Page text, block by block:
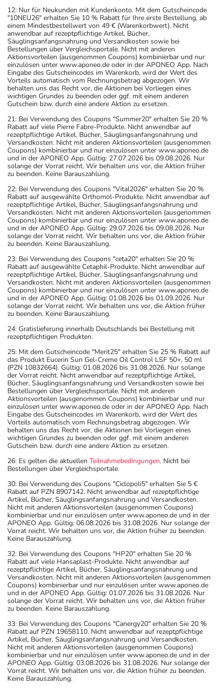
12: Nur für Neukunden mit Kundenkonto. Mit dem Gutscheincode
"10NEU26" erhalten Sie 10 % Rabatt für Ihre erste Bestellung, ab
einem Mindestbestellwert von 49 € (Warenkorbwert). Nicht
anwendbar auf rezeptpflichtige Artikel, Bücher,
Säuglingsanfangsnahrung und Versandkosten sowie bei
Bestellungen über Vergleichsportale. Nicht mit anderen
Aktionsvorteilen (ausgenommen Coupons) kombinierbar und nur
einzulösen unter www.aponeo.de oder in der APONEO App. Nach
Eingabe des Gutscheincodes im Warenkorb, wird der Wert des
Vorteils automatisch vom Rechnungsbetrag abgezogen. Wir
behalten uns das Recht vor, die Aktionen bei Vorliegen eines
wichtigen Grundes zu beenden oder ggf. mit einem anderen
Gutschein bzw. durch eine andere Aktion zu ersetzen.
21: Bei Verwendung des Coupons "Summer20" erhalten Sie 20 %
Rabatt auf viele Pierre Fabre-Produkte. Nicht anwendbar auf
rezeptpflichtige Artikel, Bücher, Säuglingsanfangsnahrung und
Versandkosten. Nicht mit anderen Aktionsvorteilen (ausgenommen
Coupons) kombinierbar und nur einzulösen unter www.aponeo.de
und in der APONEO App. Gültig: 27.07.2026 bis 09.08.2026. Nur
solange der Vorrat reicht. Wir behalten uns vor, die Aktion früher
zu beenden. Keine Barauszahlung.
22: Bei Verwendung des Coupons "Vital2026" erhalten Sie 20 %
Rabatt auf ausgewählte Orthomol-Produkte. Nicht anwendbar auf
rezeptpflichtige Artikel, Bücher, Säuglingsanfangsnahrung und
Versandkosten. Nicht mit anderen Aktionsvorteilen (ausgenommen
Coupons) kombinierbar und nur einzulösen unter www.aponeo.de
und in der APONEO App. Gültig: 29.07.2026 bis 09.08.2026. Nur
solange der Vorrat reicht. Wir behalten uns vor, die Aktion früher
zu beenden. Keine Barauszahlung.
23: Bei Verwendung des Coupons "ceta20" erhalten Sie 20 %
Rabatt auf ausgewählte Cetaphil-Produkte. Nicht anwendbar auf
rezeptpflichtige Artikel, Bücher, Säuglingsanfangsnahrung und
Versandkosten. Nicht mit anderen Aktionsvorteilen (ausgenommen
Coupons) kombinierbar und nur einzulösen unter www.aponeo.de
und in der APONEO App. Gültig: 01.08.2026 bis 01.09.2026. Nur
solange der Vorrat reicht. Wir behalten uns vor, die Aktion früher
zu beenden. Keine Barauszahlung.
24: Gratislieferung innerhalb Deutschlands bei Bestellung mit
rezeptpflichtigen Produkten.
25: Mit dem Gutscheincode "Merit25" erhalten Sie 25 % Rabatt auf
das Produkt Eucerin Sun Gel-Creme Oil Control LSF 50+, 50 ml
(PZN 10832664). Gültig: 01.08.2026 bis 31.08.2026. Nur solange
der Vorrat reicht. Nicht anwendbar auf rezeptpflichtige Artikel,
Bücher, Säuglingsanfangsnahrung und Versandkosten sowie bei
Bestellungen über Vergleichsportale. Nicht mit anderen
Aktionsvorteilen (ausgenommen Coupons) kombinierbar und nur
einzulösen unter www.aponeo.de oder in der APONEO App. Nach
Eingabe des Gutscheincodes im Warenkorb, wird der Wert des
Vorteils automatisch vom Rechnungsbetrag abgezogen. Wir
behalten uns das Recht vor, die Aktionen bei Vorliegen eines
wichtigen Grundes zu beenden oder ggf. mit einem anderen
Gutschein bzw. durch eine andere Aktion zu ersetzen.
26: Es gelten die aktuellen Teilnahmebedingungen. Nicht bei
Bestellungen über Vergleichsportale.
30: Bei Verwendung des Coupons "Ciclopoli5" erhalten Sie 5 €
Rabatt auf PZN 8907142. Nicht anwendbar auf rezeptpflichtige
Artikel, Bücher, Säuglingsanfangsnahrung und Versandkosten.
Nicht mit anderen Aktionsvorteilen (ausgenommen Coupons)
kombinierbar und nur einzulösen unter www.aponeo.de und in der
APONEO App. Gültig: 06.08.2026 bis 31.08.2026. Nur solange der
Vorrat reicht. Wir behalten uns vor, die Aktion früher zu beenden.
Keine Barauszahlung.
32: Bei Verwendung des Coupons "HP20" erhalten Sie 20 %
Rabatt auf viele Hansaplast-Produkte. Nicht anwendbar auf
rezeptpflichtige Artikel, Bücher, Säuglingsanfangsnahrung und
Versandkosten. Nicht mit anderen Aktionsvorteilen (ausgenommen
Coupons) kombinierbar und nur einzulösen unter www.aponeo.de
und in der APONEO App. Gültig: 01.07.2026 bis 31.08.2026. Nur
solange der Vorrat reicht. Wir behalten uns vor, die Aktion früher
zu beenden. Keine Barauszahlung.
33: Bei Verwendung des Coupons "Canergy20" erhalten Sie 20 %
Rabatt auf PZN 19658110. Nicht anwendbar auf rezeptpflichtige
Artikel, Bücher, Säuglingsanfangsnahrung und Versandkosten.
Nicht mit anderen Aktionsvorteilen (ausgenommen Coupons)
kombinierbar und nur einzulösen unter www.aponeo.de und in der
APONEO App. Gültig: 03.08.2026 bis 31.08.2026. Nur solange der
Vorrat reicht. Wir behalten uns vor, die Aktion früher zu beenden.
Keine Barauszahlung.